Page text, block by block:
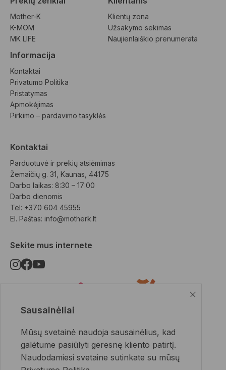
Mother-K
K-MOM
MK LIFE
Klientų zona
Užsakymo sekimas
Naujienlaiškio prenumerata
Informacija
Kontaktai
Privatumo Politika
Pristatymas
Apmokėjimas
Pirkimo – pardavimo tasyklės
Kontaktai
Parduotuvė ir prekių atsiėmimas
Žemaičių g. 31, Kaunas, 44175
Darbo laikas: 8:30 – 17:00
Darbo dienomis
Tel: +370 604 45955
El. Paštas: info@motherk.lt
Sekite mus internete
Sausainėliai
Mūsų svetainė naudoja sausainėlius, kad
galėtume pasiūlyti geresnę kliento patirtį.
Naudodamiesi svetaine sutinkate su mūsų